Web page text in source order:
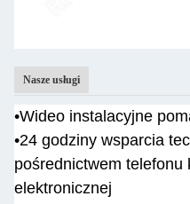
Nasze usługi
•Wideo instalacyjne
•24 godziny wsparcia
pośrednictwem
elektronicznej